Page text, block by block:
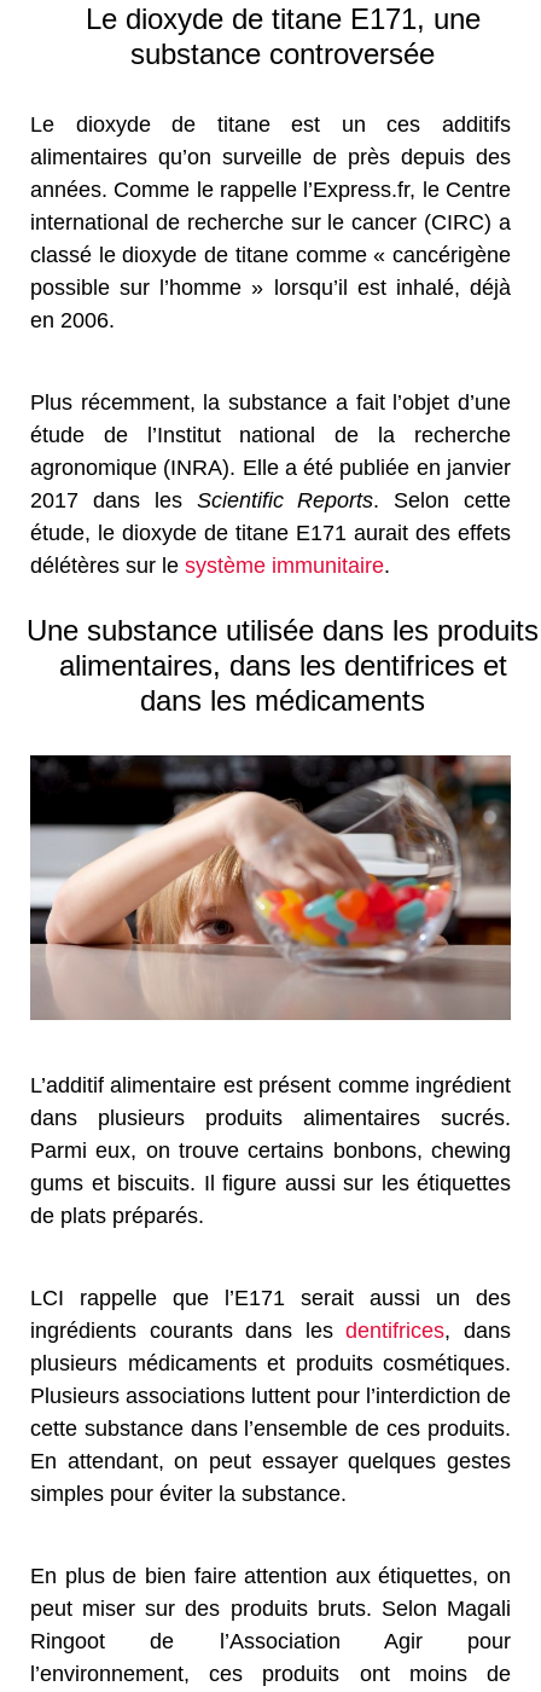
Le dioxyde de titane E171, une
substance controversée
Le dioxyde de titane est un ces additifs
alimentaires qu’on surveille de près depuis des
années. Comme le rappelle l’Express.fr, le Centre
international de recherche sur le cancer (CIRC) a
classé le dioxyde de titane comme « cancérigène
possible sur l’homme » lorsqu’il est inhalé, déjà
en 2006.
Plus récemment, la substance a fait l’objet d’une
étude de l’Institut national de la recherche
agronomique (INRA). Elle a été publiée en janvier
2017 dans les Scientific Reports. Selon cette
étude, le dioxyde de titane E171 aurait des effets
délétères sur le système immunitaire.
Une substance utilisée dans les produits
alimentaires, dans les dentifrices et
dans les médicaments
L’additif alimentaire est présent comme ingrédient
dans plusieurs produits alimentaires sucrés.
Parmi eux, on trouve certains bonbons, chewing
gums et biscuits. Il figure aussi sur les étiquettes
de plats préparés.
LCI rappelle que l’E171 serait aussi un des
ingrédients courants dans lesdentifrices, dans
plusieurs médicaments et produits cosmétiques.
Plusieurs associations luttent pour l’interdiction de
cette substance dans l’ensemble de ces produits.
En attendant, on peut essayer quelques gestes
simples pour éviter la substance.
En plus de bien faire attention aux étiquettes, on
peut miser sur des produits bruts. Selon Magali
Ringoot de l’Association Agir pour
l’environnement, ces produits ont moins de